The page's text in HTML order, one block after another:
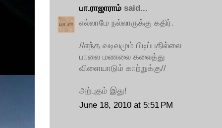
பா.ராஜாராம் said...
எல்லாமே நல்லாருக்கு கதிர்.
//எந்த வடிவமும் பிடிப்பதில்லை
பாலை மணலை கலைத்து
விளையாடும் காற்றுக்கு//
அற்புதம் இது!
June 18, 2010 at 5:51 PM